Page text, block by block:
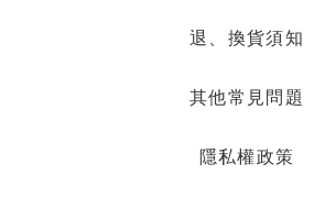
退、換貨須知
其他常見問題
隱私權政策